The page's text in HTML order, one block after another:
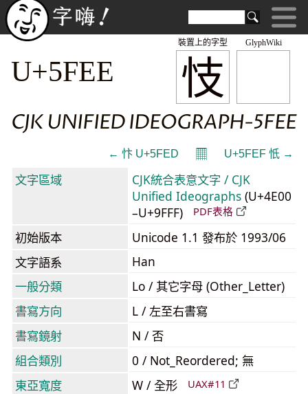
GlyphWiki
忮
裝置上的字型
U+5FEE
CJK UNIFIED IDEOGRAPH-5FEE
← 忭 U+5FED 𝄜 U+5FEF 忯 →
文字區域
CJK統合表意文字 / CJK
Unified Ideographs (U+4E00
–U+9FFF)
PDF表格
初始版本
Unicode 1.1 發布於 1993/06
文字語系
Han
一般分類
Lo / 其它字母 (Other_Letter)
書寫方向
L / 左至右書寫
書寫鏡射
N / 否
組合類別
0 / Not_Reordered; 無
東亞寬度
W / 全形 UAX#11